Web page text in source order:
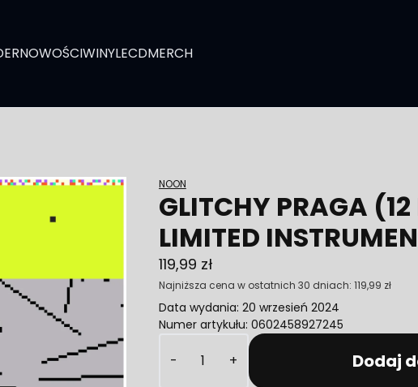
NOWOŚCIWINYLECDMERCH
NOON
GLITCHY PRAGA (12
LIMITED
119,99 zł
Najniższa cena w ostatnich 30 dniach: 119,99 zł
Data wydania: 20 wrzesień 2024
Numer artykułu: 0602458927245
-
+ Dodaj